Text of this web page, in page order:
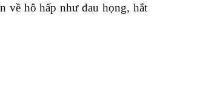
về hô hấp như đau họng, hắt